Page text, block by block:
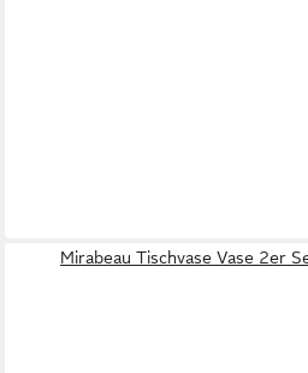
Mirabeau Tischvase Vase 2er